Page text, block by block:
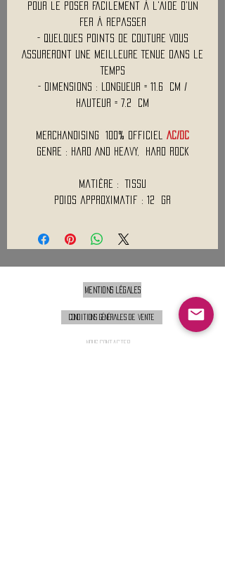
Pour le Poser Facilement à l'Aide d'un
Fer à Repasser
- Quelques Points de Couture Vous
Assureront une Meilleure Tenue Dans le
Temps
- Dimensions : Longueur = 11.6 cm /
Hauteur = 7.2 cm
Merchandising 100% Officiel
AC/DC
Genre : Hard And Heavy, Hard Rock
Matière : Tissu
Poids approximatif : 12 Gr
Mentions légales
Conditions générales de vente
Nous contacter :